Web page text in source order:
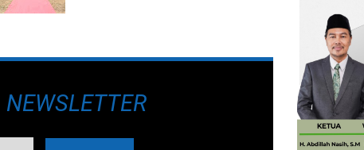
NEWSLETTER